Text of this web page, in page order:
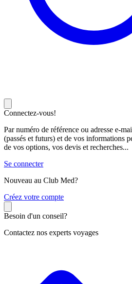
Connectez-vous!
Par numéro de référence ou adresse e-
(passés et futurs) et de vos informations
de vos options, vos devis et recherches...
Se connecter
Nouveau au Club Med?
Créez votre compte
Besoin d'un conseil?
Contactez nos experts voyages